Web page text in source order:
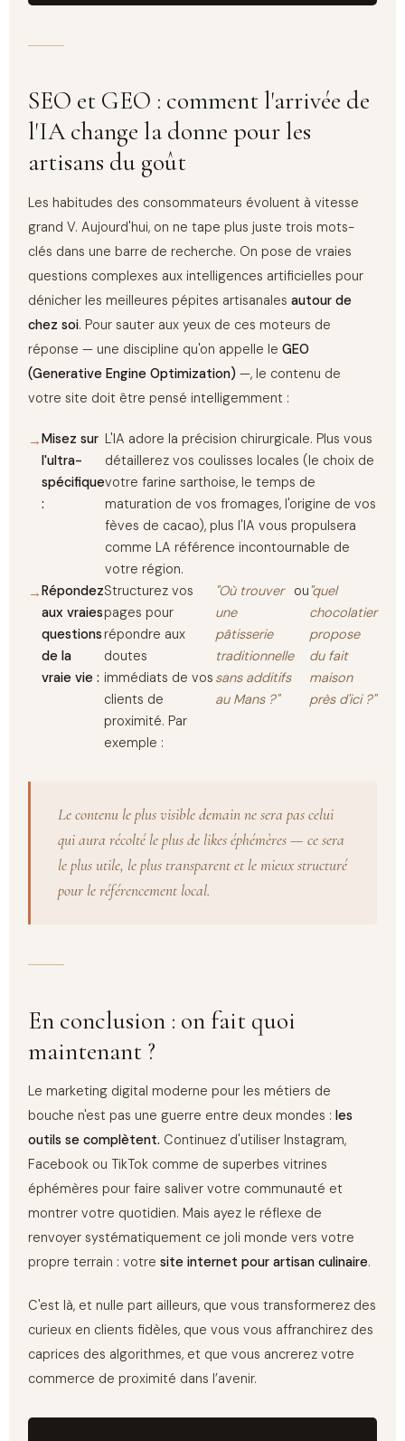
SEO et GEO : comment l'arrivée de
l'IA change la donne pour les
artisans du goût
Les habitudes des consommateurs évoluent à vitesse
grand V. Aujourd'hui, on ne tape plus juste trois mots-
clés dans une barre de recherche. On pose de vraies
questions complexes aux intelligences artificielles pour
dénicher les meilleures pépites artisanalesautour de
chez soi. Pour sauter aux yeux de ces moteurs de
réponse — une discipline qu'on appelle leGEO
(Generative Engine Optimization) —, le contenu de
votre site doit être pensé intelligemment :
Misez sur
l'ultra-
spécifique
:
L'IA adore la précision chirurgicale. Plus vous
détaillerez vos coulisses locales (le choix de
votre farine sarthoise, le temps de
maturation de vos fromages, l'origine de vos
fèves de cacao), plus l'IA vous propulsera
comme LA référence incontournable de
votre région.
Répondez
aux vraies
questions
de la
vraie vie :
Structurez vos
pages pour
répondre aux
doutes
immédiats de vos
clients de
proximité. Par
exemple :
"Où trouver
une
pâtisserie
traditionnelle
sans additifs
au Mans ?"
ou"quel
chocolatier
propose
du fait
maison
près d'ici ?"
Le contenu le plus visible demain ne sera pas celui
qui aura récolté le plus de likes éphémères — ce sera
le plus utile, le plus transparent et le mieux structuré
pour le référencement local.
En conclusion : on fait quoi
maintenant ?
Le marketing digital moderne pour les métiers de
bouche n'est pas une guerre entre deux mondes :les
outils se complètent. Continuez d'utiliser Instagram,
Facebook ou TikTok comme de superbes vitrines
éphémères pour faire saliver votre communauté et
montrer votre quotidien. Mais ayez le réflexe de
renvoyer systématiquement ce joli monde vers votre
propre terrain : votresite internet pour artisan culinaire.
C'est là, et nulle part ailleurs, que vous transformerez des
curieux en clients fidèles, que vous vous affranchirez des
caprices des algorithmes, et que vous ancrerez votre
commerce de proximité dans l’avenir.